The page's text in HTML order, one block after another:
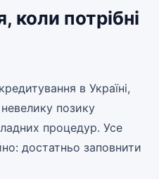
коли потрібні
в Україні,
позику
процедур. Усе
достатньо заповнити